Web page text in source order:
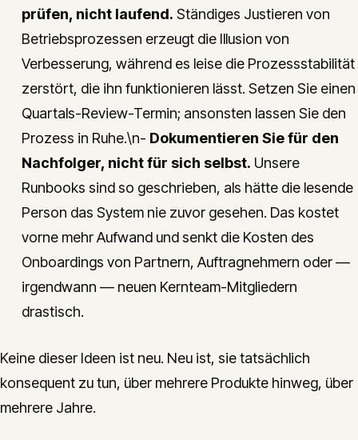
prüfen, nicht laufend. Ständiges Justieren von
Betriebsprozessen erzeugt die Illusion von
Verbesserung, während es leise die Prozessstabilität
zerstört, die ihn funktionieren lässt. Setzen Sie einen
Quartals-Review-Termin; ansonsten lassen Sie den
Prozess in Ruhe.\n- Dokumentieren Sie für den
Nachfolger, nicht für sich selbst. Unsere
Runbooks sind so geschrieben, als hätte die lesende
Person das System nie zuvor gesehen. Das kostet
vorne mehr Aufwand und senkt die Kosten des
Onboardings von Partnern, Auftragnehmern oder —
irgendwann — neuen Kernteam-Mitgliedern
drastisch.
Keine dieser Ideen ist neu. Neu ist, sie tatsächlich
konsequent zu tun, über mehrere Produkte hinweg, über
mehrere Jahre.